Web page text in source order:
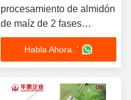
procesamiento de almidón
de maíz de 2 fases
LW500, separador
continuo de acero
inoxidable de grado
alimenticio
Habla Ahora. '